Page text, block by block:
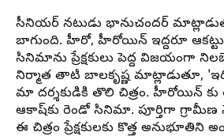
సీనియర్ నటుడు భానుచందర్
బాగుంది. హీరో, హీరోయిన్ ఇద్దరూ
సినిమాను ప్రేక్షకులు పెద్ద విజయంగా
నిర్మాత తాటి బాలకృష్ణమాట్లాడుతూ,
మా దర్శకుడికి తొలి చిత్రం. హీరోయిన్
ఆకాష్‌కు రెండో సినిమా. పూర్తిగా
ఈ చిత్రం ప్రేక్షకులకు కొత్త అనుభూతిని